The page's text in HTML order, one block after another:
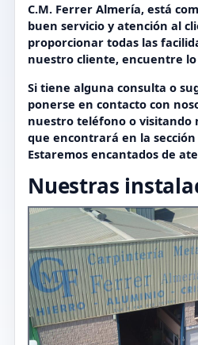
C.M. Ferrer Almería, está
buen servicio y atención al
proporcionar todas las
nuestro cliente, encuentre lo
Si tiene alguna consulta o
ponerse en contacto con
nuestro teléfono o visitando
que encontrará en la
Estaremos encantados de
Nuestras